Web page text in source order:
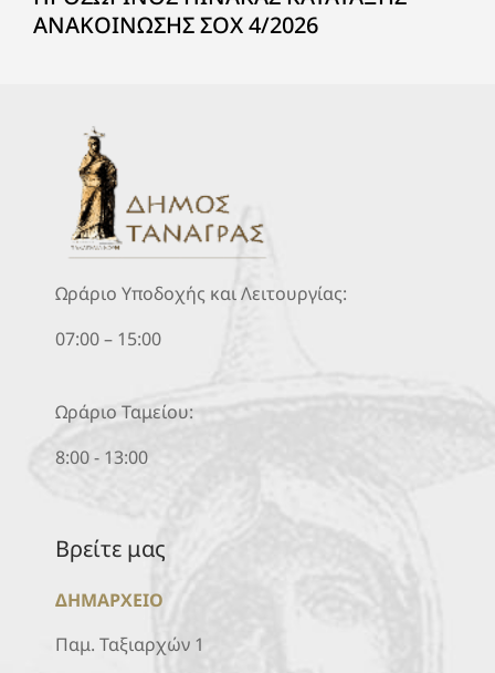
ΑΝΑΚΟΙΝΩΣΗΣ ΣΟΧ 4/2026
Ωράριο Υποδοχής και Λειτουργίας:
07:00 – 15:00
Ωράριο Ταμείου:
8:00 - 13:00
Βρείτε μας
ΔΗΜΑΡΧΕΙΟ
Παμ. Ταξιαρχών 1